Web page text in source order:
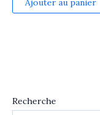
Ajouter au panier
Recherche